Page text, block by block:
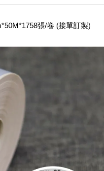
張/卷 (接單訂製)